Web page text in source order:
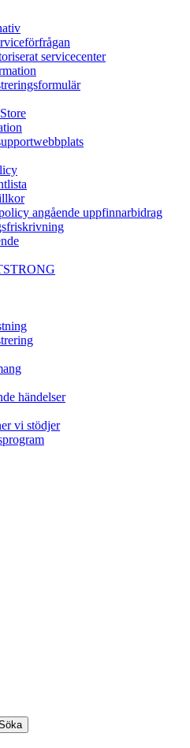
servicecenter
angående uppfinnarbidrag
händelser
vi stödjer